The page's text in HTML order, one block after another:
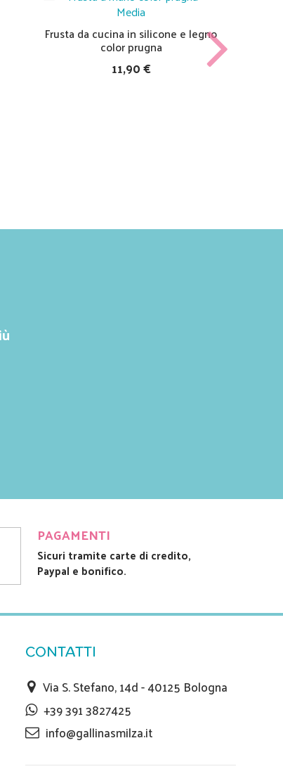
Frusta da cucina in silicone e legno
color prugna
11,90 €
PAGAMENTI
Sicuri tramite carte di credito,
Paypal e bonifico.
CONTATTI
Via S. Stefano, 14d - 40125 Bologna
+39 391 3827425
info@gallinasmilza.it